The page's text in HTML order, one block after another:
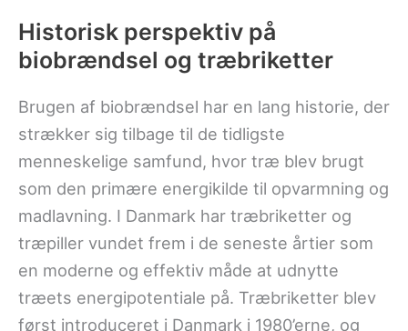
Historisk perspektiv på
biobrændsel og træbriketter
Brugen af biobrændsel har en lang historie, der
strækker sig tilbage til de tidligste
menneskelige samfund, hvor træ blev brugt
som den primære energikilde til opvarmning og
madlavning. I Danmark har træbriketter og
træpiller vundet frem i de seneste årtier som
en moderne og effektiv måde at udnytte
træets energipotentiale på. Træbriketter blev
først introduceret i Danmark i 1980’erne, og